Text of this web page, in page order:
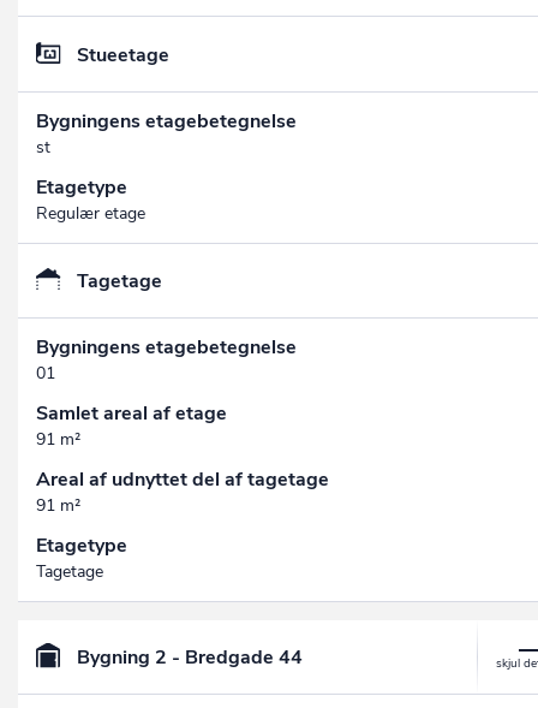
Stueetage
Bygningens etagebetegnelse
st
Etagetype
Regulær etage
Tagetage
Bygningens etagebetegnelse
01
Samlet areal af etage
91 m²
Areal af udnyttet del af tagetage
91 m²
Etagetype
Tagetage
Bygning 2 - Bredgade 44